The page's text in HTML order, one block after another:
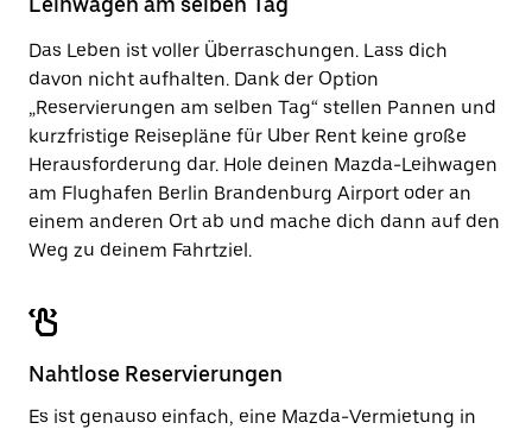
zu
Das Leben ist voller Überraschungen. Lass dich
davon nicht aufhalten. Dank der Option
„Reservierungen am selben Tag“ stellen Pannen und
kurzfristige Reisepläne für Uber Rent keine große
Herausforderung dar. Hole deinen Mazda-Leihwagen
am Flughafen Berlin Brandenburg Airport oder an
einem anderen Ort ab und mache dich dann auf den
Weg zu deinem Fahrtziel.
Nahtlose Reservierungen
Es ist genauso einfach, eine Mazda-Vermietung in